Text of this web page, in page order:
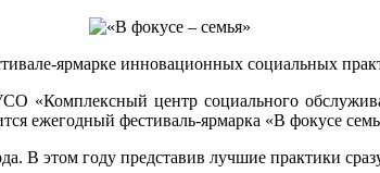
ярмарке инновационных социальных
«Комплексный центр социального
ежегодный фестиваль-ярмарка «В фокусе
В этом году представив лучшие практики